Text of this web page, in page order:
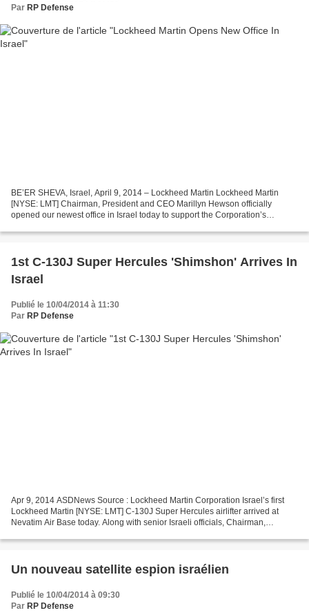
Par RP Defense
BE’ER SHEVA, Israel, April 9, 2014 – Lockheed Martin Lockheed Martin
[NYSE: LMT] Chairman, President and CEO Marillyn Hewson officially
opened our newest office in Israel today to support the Corporation’s
1st C-130J Super Hercules 'Shimshon' Arrives In
Israel
Publié le 10/04/2014 à 11:30
Par RP Defense
Apr 9, 2014 ASDNews Source : Lockheed Martin Corporation Israel’s first
Lockheed Martin [NYSE: LMT] C-130J Super Hercules airlifter arrived at
Nevatim Air Base today. Along with senior Israeli officials, Chairman,
Un nouveau satellite espion israélien
Publié le 10/04/2014 à 09:30
Par RP Defense